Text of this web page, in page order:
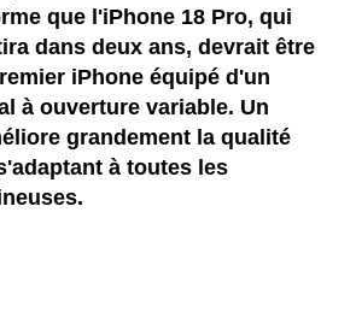
que l'iPhone 18 Pro, qui
dans deux ans, devrait être
iPhone équipé d'un
à ouverture variable. Un
grandement la qualité
à toutes les